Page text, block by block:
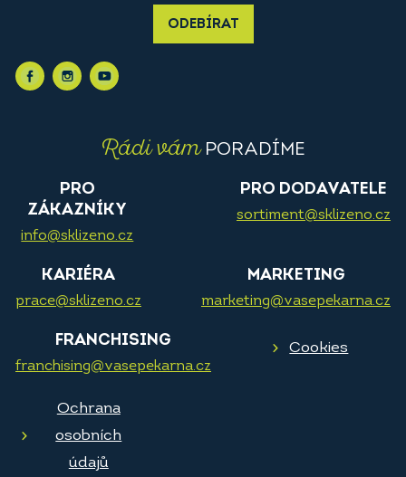
ODEBÍRAT
Rádi vámPORADÍME
PRO
ZÁKAZNÍKY
info@sklizeno.cz
PRO DODAVATELE
sortiment@sklizeno.cz
KARIÉRA
prace@sklizeno.cz
MARKETING
marketing@vasepekarna.cz
FRANCHISING
franchising@vasepekarna.cz
Cookies
Ochrana
osobních
údajů